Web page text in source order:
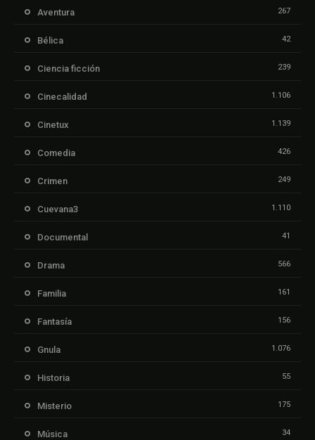
Aventura 267
Bélica 42
Ciencia ficción 239
Cinecalidad 1.106
Cinetux 1.139
Comedia 426
Crimen 249
Cuevana3 1.110
Documental 41
Drama 566
Familia 161
Fantasía 156
Gnula 1.076
Historia 55
Misterio 175
Música 34